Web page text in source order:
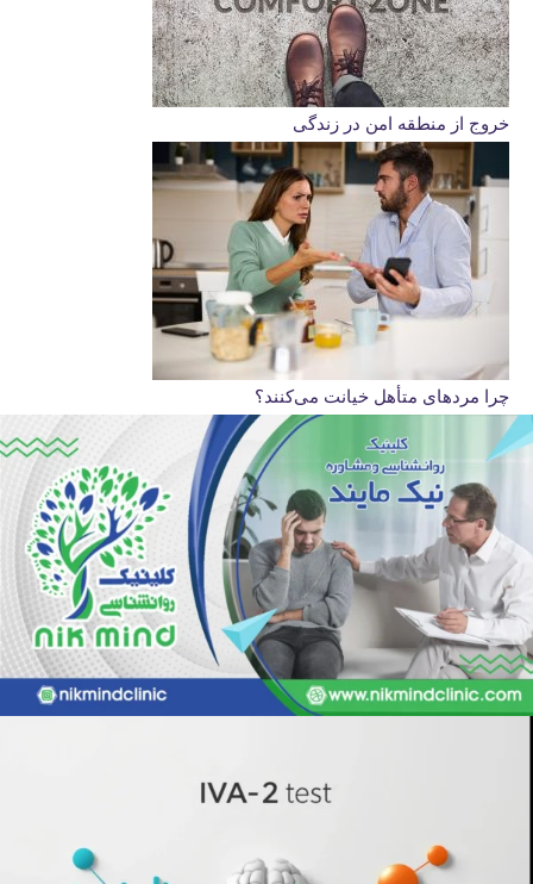
خروج از منطقه امن در زندگی
چرا مردهای متأهل خیانت می‌کنند؟